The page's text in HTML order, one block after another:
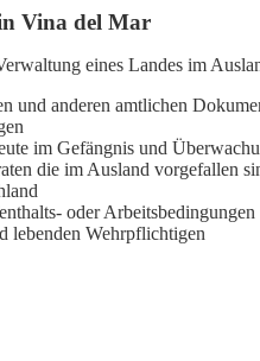
Vina del Mar
eines Landes im
und anderen amtlichen
im Gefängnis und
die im Ausland vorgefallen
oder Arbeitsbedingungen
lebenden Wehrpflichtigen